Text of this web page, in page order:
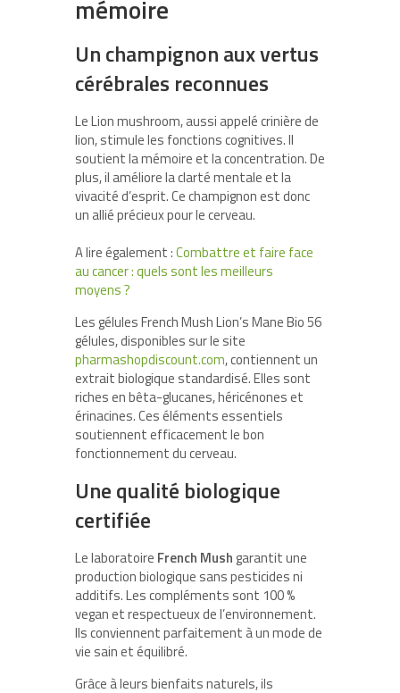
mémoire
Un champignon aux vertus
cérébrales reconnues
Le Lion mushroom, aussi appelé crinière de
lion, stimule les fonctions cognitives. Il
soutient la mémoire et la concentration. De
plus, il améliore la clarté mentale et la
vivacité d’esprit. Ce champignon est donc
un allié précieux pour le cerveau.
A lire également :Combattre et faire face
au cancer : quels sont les meilleurs
moyens ?
Les gélules French Mush Lion’s Mane Bio 56
gélules, disponibles sur le site
pharmashopdiscount.com, contiennent un
extrait biologique standardisé. Elles sont
riches en bêta-glucanes, héricénones et
érinacines. Ces éléments essentiels
soutiennent efficacement le bon
fonctionnement du cerveau.
Une qualité biologique
certifiée
Le laboratoire French Mush garantit une
production biologique sans pesticides ni
additifs. Les compléments sont 100 %
vegan et respectueux de l’environnement.
Ils conviennent parfaitement à un mode de
vie sain et équilibré.
Grâce à leurs bienfaits naturels, ils